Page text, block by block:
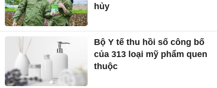
hủy
Bộ Y tế thu hồi số công bố
của 313 loại mỹ phẩm quen
thuộc